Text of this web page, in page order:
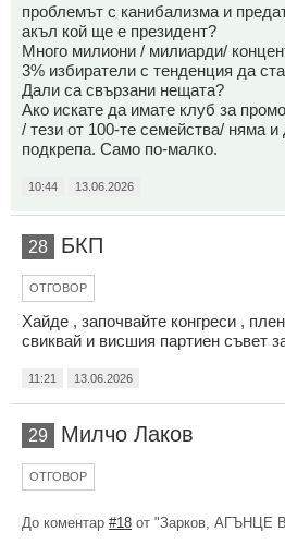
проблемът с канибализма и
акъл кой ще е президент?
Много милиони / милиарди/
3% избиратели с тенденция да
Дали са свързани нещата?
Ако искате да имате клуб за
/ тези от 100-те семейства/ няма
подкрепа. Само по-малко.
10:44 13.06.2026
28 БКП
ОТГОВОР
Хайде , започвайте конгреси ,
свиквай и висшия партиен съвет
11:21 13.06.2026
29 Милчо Лаков
ОТГОВОР
До коментар #18 от "Зарков, АГЪНЦЕ